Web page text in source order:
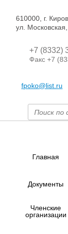
610000, г.
ул.
+7 (8332)
Факс +7
fpoko@list.ru
Главная
Документы
Членские
организации